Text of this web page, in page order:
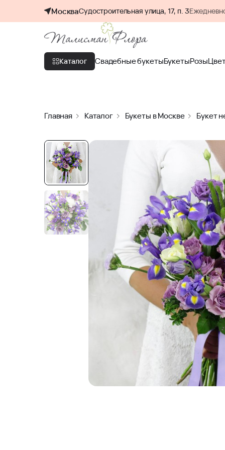
МоскваСудостроительная улица, 17, п. 3
Каталог Свадебные букетыБукетыРозы
Главная Каталог Букеты в Москве Букет